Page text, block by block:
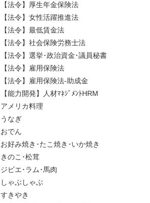
【法令】厚生年金保険法
【法令】女性活躍推進法
【法令】最低賃金法
【法令】社会保険労務士法
【法令】選挙･政治資金･議員秘書
【法令】雇用保険法
【法令】雇用保険法-助成金
【能力開発】人材ﾏﾈｼﾞﾒﾝﾄHRM
アメリカ料理
うなぎ
おでん
お好み焼き･たこ焼き･いか焼き
きのこ･松茸
ジビエ･ラム･馬肉
しゃぶしゃぶ
すきやき